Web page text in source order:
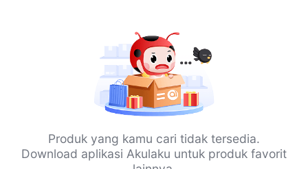
Produk yang kamu cari tidak tersedia.
Download aplikasi Akulaku untuk produk favorit